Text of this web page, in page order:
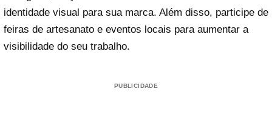
identidade visual para sua marca. Além disso, participe de
feiras de artesanato e eventos locais para aumentar a
visibilidade do seu trabalho.
PUBLICIDADE